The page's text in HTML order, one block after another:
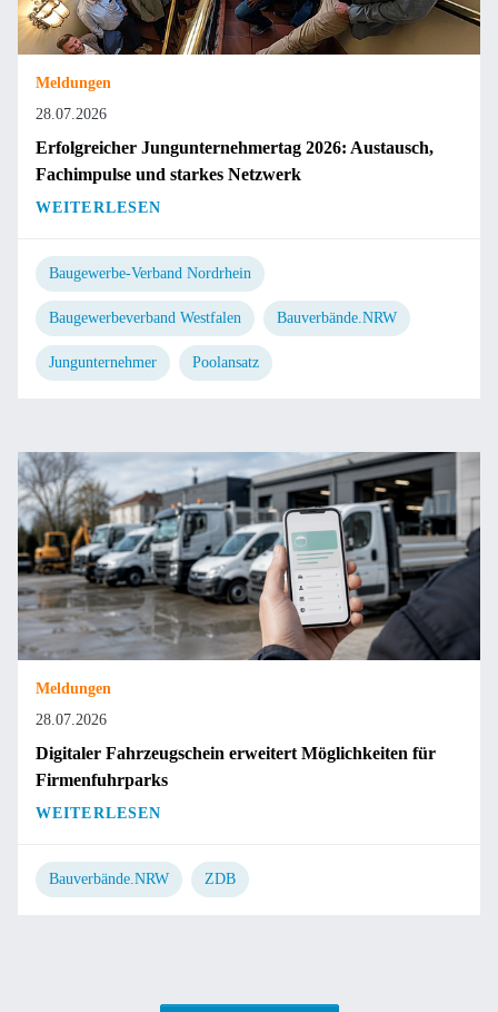
Meldungen
28.07.2026
Erfolgreicher Jungunternehmertag 2026: Austausch,
Fachimpulse und starkes Netzwerk
WEITERLESEN
Baugewerbe-Verband Nordrhein
Baugewerbeverband Westfalen Bauverbände.NRW
Jungunternehmer Poolansatz
Meldungen
28.07.2026
Digitaler Fahrzeugschein erweitert Möglichkeiten für
Firmenfuhrparks
WEITERLESEN
Bauverbände.NRW ZDB